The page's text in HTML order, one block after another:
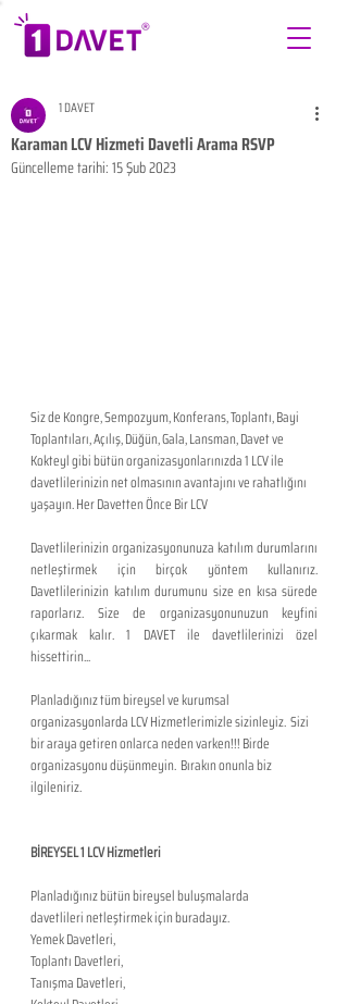
Karaman LCV Hizmeti Davetli Arama RSVP
1 DAVET
Güncelleme tarihi:15 Şub 2023
Siz de Kongre, Sempozyum, Konferans, Toplantı, Bayi
Toplantıları, Açılış, Düğün, Gala, Lansman, Davet ve
Kokteyl gibi bütün organizasyonlarınızda 1 LCV ile
davetlilerinizin net olmasının avantajını ve rahatlığını
yaşayın. Her Davetten Önce Bir LCV
Davetlilerinizin organizasyonunuza katılım durumlarını
netleştirmek için birçok yöntem kullanırız.
Davetlilerinizin katılım durumunu size en kısa sürede
raporlarız. Size de organizasyonunuzun keyfini
çıkarmak kalır. 1 DAVET ile davetlilerinizi özel
hissettirin...
Planladığınız tüm bireysel ve kurumsal
organizasyonlarda LCV Hizmetlerimizle sizinleyiz.  Sizi
bir araya getiren onlarca neden varken!!! Birde
organizasyonu düşünmeyin.  Bırakın onunla biz
ilgileniriz.
BİREYSEL 1 LCV Hizmetleri
Planladığınız bütün bireysel buluşmalarda
davetlileri netleştirmek için buradayız.
Yemek Davetleri,
Toplantı Davetleri,
Tanışma Davetleri,